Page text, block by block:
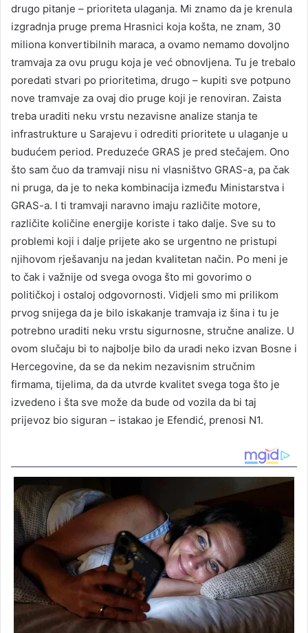
drugo pitanje – prioriteta ulaganja. Mi znamo da je krenula
izgradnja pruge prema Hrasnici koja košta, ne znam, 30
miliona konvertibilnih maraca, a ovamo nemamo dovoljno
tramvaja za ovu prugu koja je već obnovljena. Tu je trebalo
poredati stvari po prioritetima, drugo – kupiti sve potpuno
nove tramvaje za ovaj dio pruge koji je renoviran. Zaista
treba uraditi neku vrstu nezavisne analize stanja te
infrastrukture u Sarajevu i odrediti prioritete u ulaganje u
budućem period. Preduzeće GRAS je pred stečajem. Ono
što sam čuo da tramvaji nisu ni vlasništvo GRAS-a, pa čak
ni pruga, da je to neka kombinacija između Ministarstva i
GRAS-a. I ti tramvaji naravno imaju različite motore,
različite količine energije koriste i tako dalje. Sve su to
problemi koji i dalje prijete ako se urgentno ne pristupi
njihovom rješavanju na jedan kvalitetan način. Po meni je
to čak i važnije od svega ovoga što mi govorimo o
političkoj i ostaloj odgovornosti. Vidjeli smo mi prilikom
prvog snijega da je bilo iskakanje tramvaja iz šina i tu je
potrebno uraditi neku vrstu sigurnosne, stručne analize. U
ovom slučaju bi to najbolje bilo da uradi neko izvan Bosne i
Hercegovine, da se da nekim nezavisnim stručnim
firmama, tijelima, da da utvrde kvalitet svega toga što je
izvedeno i šta sve može da bude od vozila da bi taj
prijevoz bio siguran – istakao je Efendić, prenosi N1.